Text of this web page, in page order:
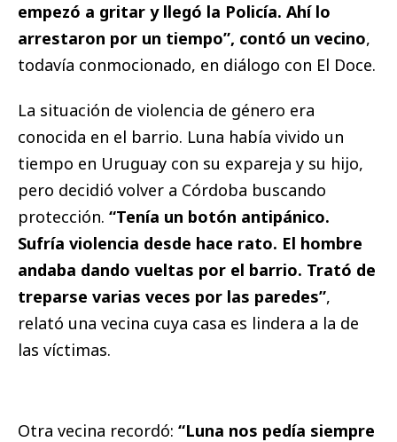
empezó a gritar y llegó la Policía. Ahí lo
arrestaron por un tiempo”, contó un vecino,
todavía conmocionado, en diálogo con El Doce.
La situación de violencia de género era
conocida en el barrio. Luna había vivido un
tiempo en Uruguay con su expareja y su hijo,
pero decidió volver a Córdoba buscando
protección. “Tenía un botón antipánico.
Sufría violencia desde hace rato. El hombre
andaba dando vueltas por el barrio. Trató de
treparse varias veces por las paredes”,
relató una vecina cuya casa es lindera a la de
las víctimas.
Otra vecina recordó: “Luna nos pedía siempre